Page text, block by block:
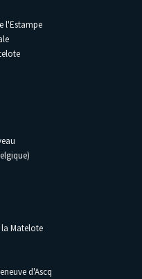
l'Estampe
la Matelote
d'Ascq